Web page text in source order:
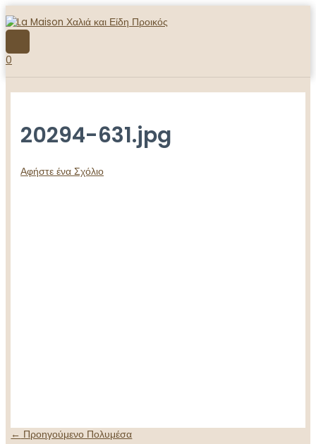
στο
ΜΕΝΟΎ
0
20294-631.jpg
Αφήστε ένα Σχόλιο
Πλοήγηση
← Προηγούμενο Πολυμέσα